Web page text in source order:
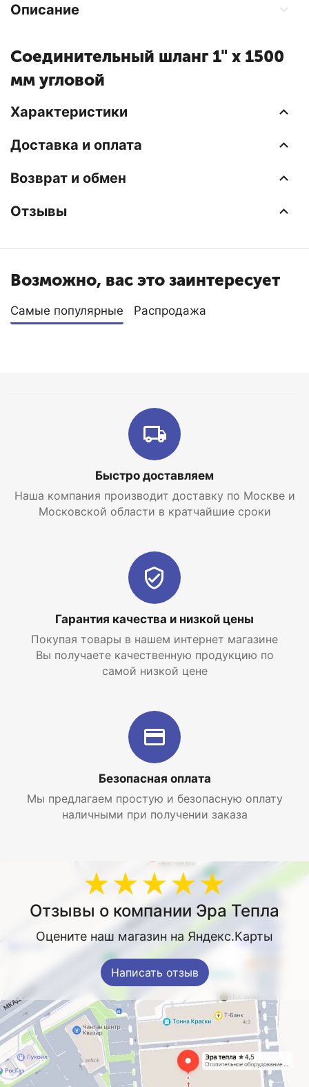
Описание
Соединительный шланг 1" х 1500
мм угловой
Характеристики
Доставка и оплата
Возврат и обмен
Отзывы
Возможно, вас это заинтересует
Самые популярные Распродажа
Быстро доставляем
Наша компания производит доставку по Москве и
Московской области в кратчайшие сроки
Гарантия качества и низкой цены
Покупая товары в нашем интернет магазине
Вы получаете качественную продукцию по
самой низкой цене
Безопасная оплата
Мы предлагаем простую и безопасную оплату
наличными при получении заказа
★★★★★
Отзывы о компании Эра Тепла
Оцените наш магазин на Яндекс.Карты
Написать отзыв